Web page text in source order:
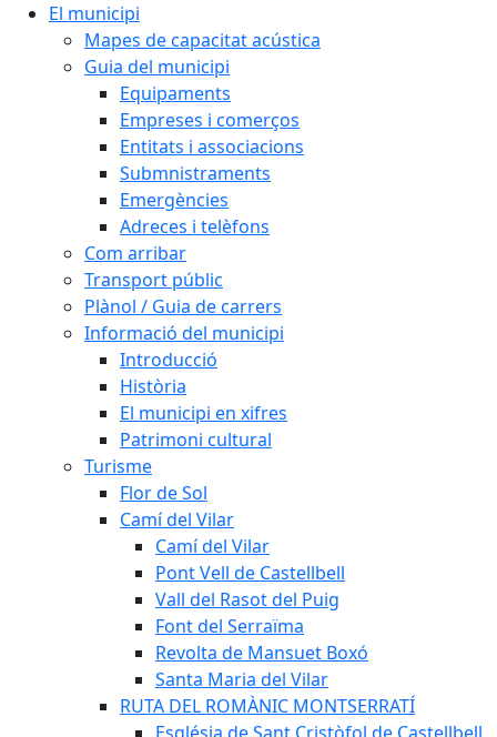
El municipi
Mapes de capacitat acústica
Guia del municipi
Equipaments
Empreses i comerços
Entitats i associacions
Submnistraments
Emergències
Adreces i telèfons
Com arribar
Transport públic
Plànol / Guia de carrers
Informació del municipi
Introducció
Història
El municipi en xifres
Patrimoni cultural
Turisme
Flor de Sol
Camí del Vilar
Camí del Vilar
Pont Vell de Castellbell
Vall del Rasot del Puig
Font del Serraïma
Revolta de Mansuet Boxó
Santa Maria del Vilar
RUTA DEL ROMÀNIC MONTSERRATÍ